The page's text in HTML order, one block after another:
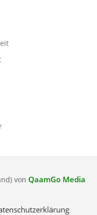
von QaamGo Media